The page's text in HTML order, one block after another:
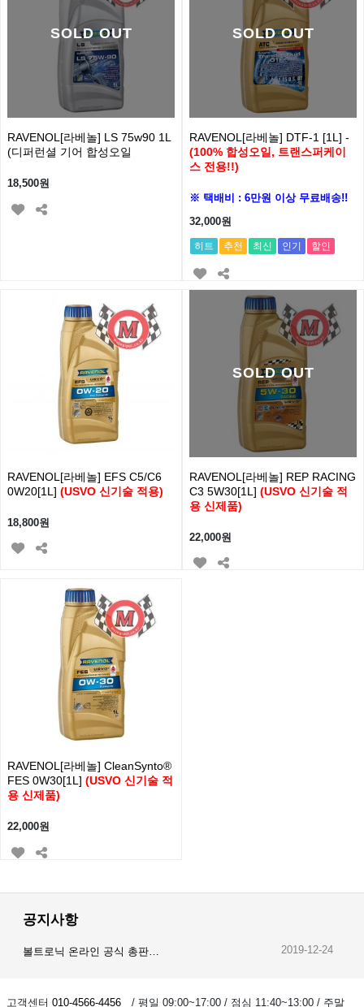
SOLD OUT
RAVENOL[라베놀] LS 75w90 1L
(디퍼런셜 기어 합성오일
18,500원
SOLD OUT
RAVENOL[라베놀] DTF-1 [1L] -
(100% 합성오일, 트랜스퍼케이
스 전용!!)
※ 택배비 : 6만원 이상 무료배송!!
32,000원
히트 추천 최신 인기 할인
RAVENOL[라베놀] EFS C5/C6
0W20[1L] (USVO 신기술 적용)
18,800원
SOLD OUT
RAVENOL[라베놀] REP RACING
C3 5W30[1L] (USVO 신기술 적
용 신제품)
22,000원
RAVENOL[라베놀] CleanSynto®
FES 0W30[1L] (USVO 신기술 적
용 신제품)
22,000원
공지사항
볼트로닉 온라인 공식 총판… 2019-12-24
고객센터 010-4566-4456 / 평일 09:00~17:00 / 점심 11:40~13:00 / 주말